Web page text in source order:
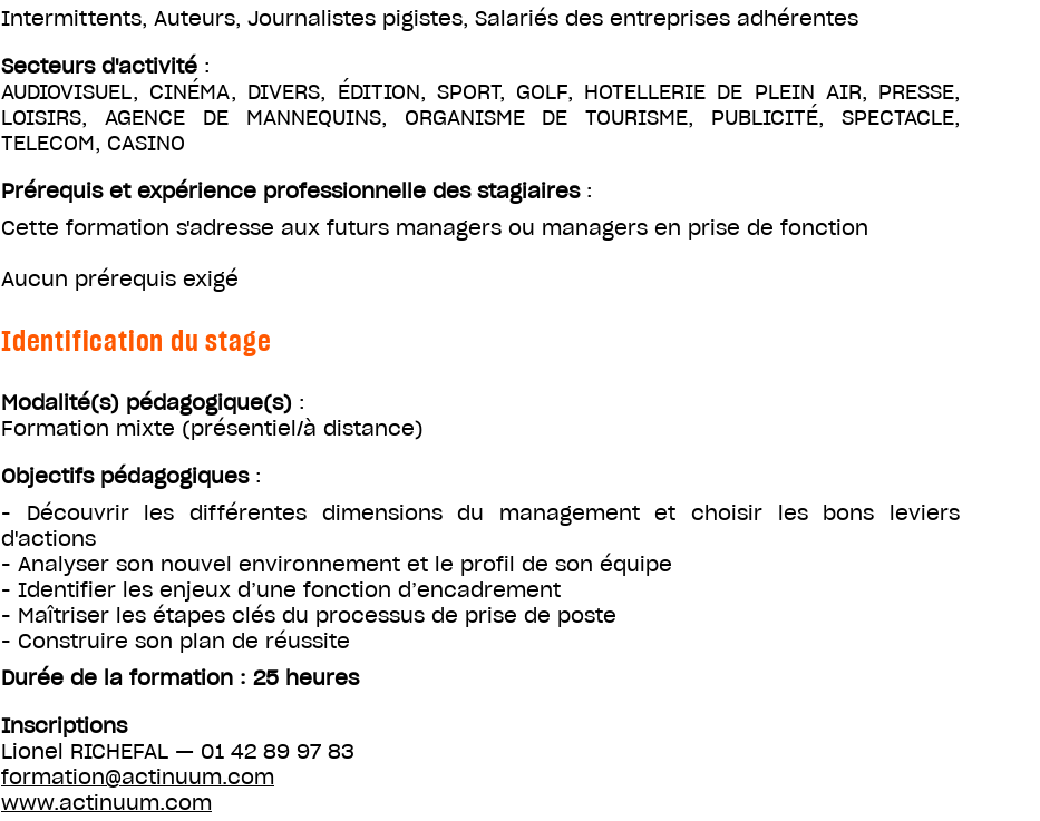
Intermittents, Auteurs, Journalistes pigistes, Salariés des entreprises adhérentes
Secteurs d'activité :
AUDIOVISUEL, CINÉMA, DIVERS, ÉDITION, SPORT, GOLF, HOTELLERIE DE PLEIN AIR, PRESSE,
LOISIRS, AGENCE DE MANNEQUINS, ORGANISME DE TOURISME, PUBLICITÉ, SPECTACLE,
TELECOM, CASINO
Prérequis et expérience professionnelle des stagiaires:
Cette formation s'adresse aux futurs managers ou managers en prise de fonction
Aucun prérequis exigé
Identification du stage
Modalité(s) pédagogique(s) :
Formation mixte (présentiel/à distance)
Objectifs pédagogiques:
- Découvrir les différentes dimensions du management et choisir les bons leviers
d'actions
- Analyser son nouvel environnement et le profil de son équipe
- Identifier les enjeux d’une fonction d’encadrement
- Maîtriser les étapes clés du processus de prise de poste
- Construire son plan de réussite
Durée de la formation : 25 heures
Inscriptions
Lionel RICHEFAL — 01 42 89 97 83
formation@actinuum.com
www.actinuum.com